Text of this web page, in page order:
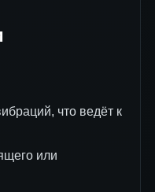
что ведёт к
или